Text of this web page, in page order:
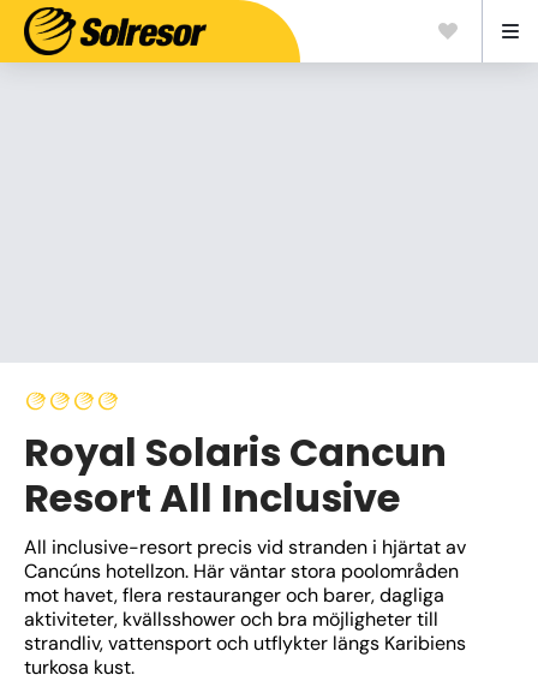
Royal Solaris Cancun
Resort All Inclusive
All inclusive-resort precis vid stranden i hjärtat av
Cancúns hotellzon. Här väntar stora poolområden
mot havet, flera restauranger och barer, dagliga
aktiviteter, kvällsshower och bra möjligheter till
strandliv, vattensport och utflykter längs Karibiens
turkosa kust.